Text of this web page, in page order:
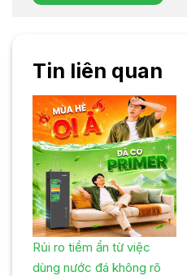
Tin liên quan
Rủi ro tiềm ẩn từ việc
dùng nước đá không rõ